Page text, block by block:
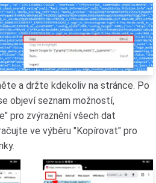
a držte kdekoliv na stránce. Po
objeví seznam možností,
pro zvýraznění všech dat
ve výběru "Kopírovat" pro